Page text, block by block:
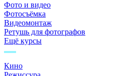
Фото и видео
Фотосъёмка
Видеомонтаж
Ретушь для фотографов
Ещё курсы
Кино